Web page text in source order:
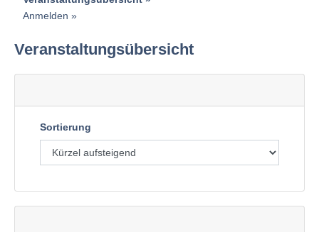
Anmelden
Veranstaltungsübersicht
Sortierung